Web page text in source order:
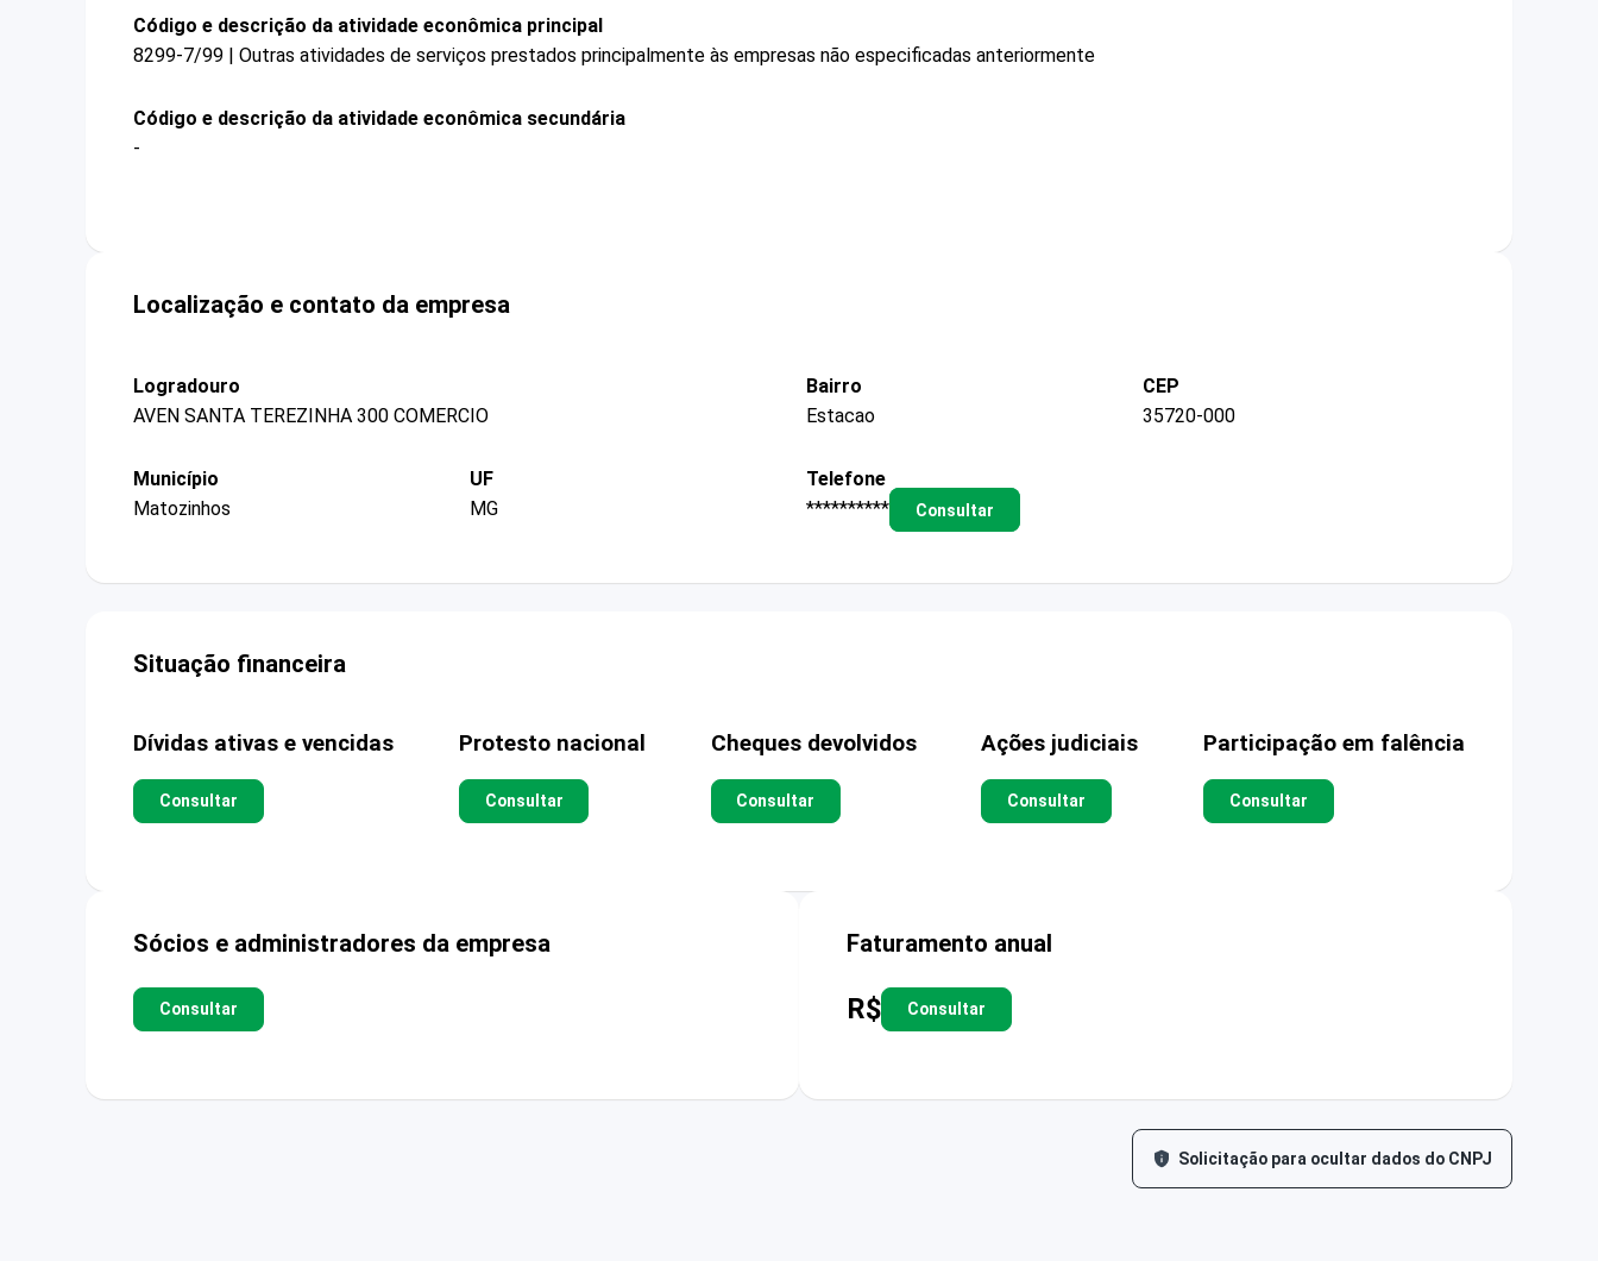
Código e descrição da atividade econômica principal
8299-7/99 | Outras atividades de serviços prestados principalmente às empresas não especificadas anteriormente
Código e descrição da atividade econômica secundária
-
Localização e contato da empresa
Logradouro
AVEN SANTA TEREZINHA 300 COMERCIO
Bairro
Estacao
CEP
35720-000
Município
Matozinhos
UF
MG
Telefone
**********
Consultar
Situação financeira
Dívidas ativas e vencidas
Consultar
Protesto nacional
Consultar
Cheques devolvidos
Consultar
Ações judiciais
Consultar
Participação em falência
Consultar
Sócios e administradores da empresa
Consultar
Faturamento anual
R$ Consultar
Solicitação para ocultar dados do CNPJ